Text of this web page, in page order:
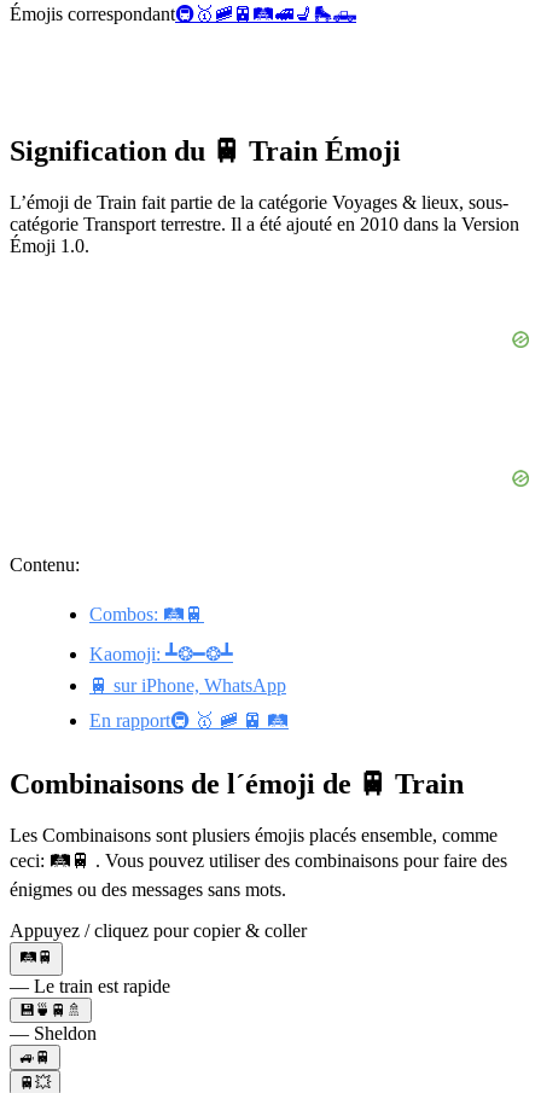
Émojis correspondant🚇🥇 🚞 🚈 🛤️🚅💺 🛼🛻
Signification du 🚆 Train Émoji
L’émoji de Train fait partie de la catégorie Voyages & lieux, sous-
catégorie Transport terrestre. Il a été ajouté en 2010 dans la Version
Émoji 1.0.
Contenu:
Combos: 🛤️🚆
Kaomoji: ┻❂━❂┻
🚆 sur iPhone, WhatsApp
En rapport🚇 🥇 🚞 🚈 🛤️
Combinaisons de l´émoji de 🚆 Train
Les Combinaisons sont plusiers émojis placés ensemble, comme
ceci: 🛤️🚆 . Vous pouvez utiliser des combinaisons pour faire des
énigmes ou des messages sans mots.
Appuyez / cliquez pour copier & coller
🛤️🚆
— Le train est rapide
💾🍵🚆🚿
— Sheldon
🚙🚆
🚆💥